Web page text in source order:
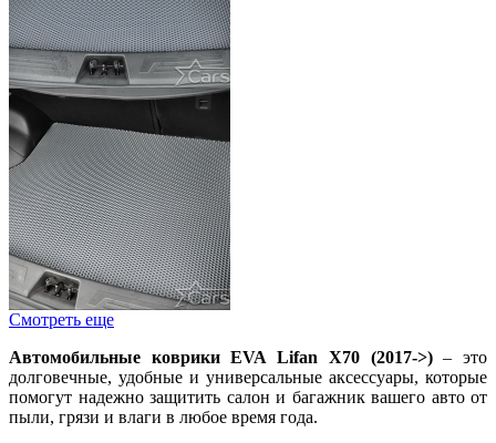
Смотреть еще
Автомобильные коврики EVA Lifan X70 (2017->)– это
долговечные, удобные и универсальные аксессуары, которые
помогут надежно защитить салон и багажник вашего авто от
пыли, грязи и влаги в любое время года.